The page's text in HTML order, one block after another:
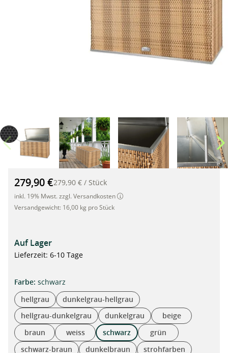
Rattan Auflagenbox, Kissenbox wasserdicht, 115cm x 60cm x
279,90 €279,90 € / Stück
inkl. 19% Mwst. zzgl. Versandkosten
Versandgewicht: 16,00 kg pro Stück
Auf Lager
Lieferzeit: 6-10 Tage
Farbeauswählen
: schwarz
hellgrau
dunkelgrau-hellgrau
hellgrau-dunkelgrau
dunkelgrau
beige
braun
weiss schwarz
grün
schwarz-braun
dunkelbraun
strohfarben